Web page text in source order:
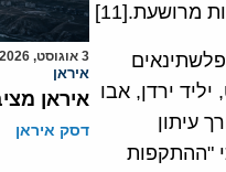
מרושעת.[11]
ירדן, אבו
עיתון
"ההתקפות
3 אוגוסט, 2026
איראן
איראן
דסק איראן